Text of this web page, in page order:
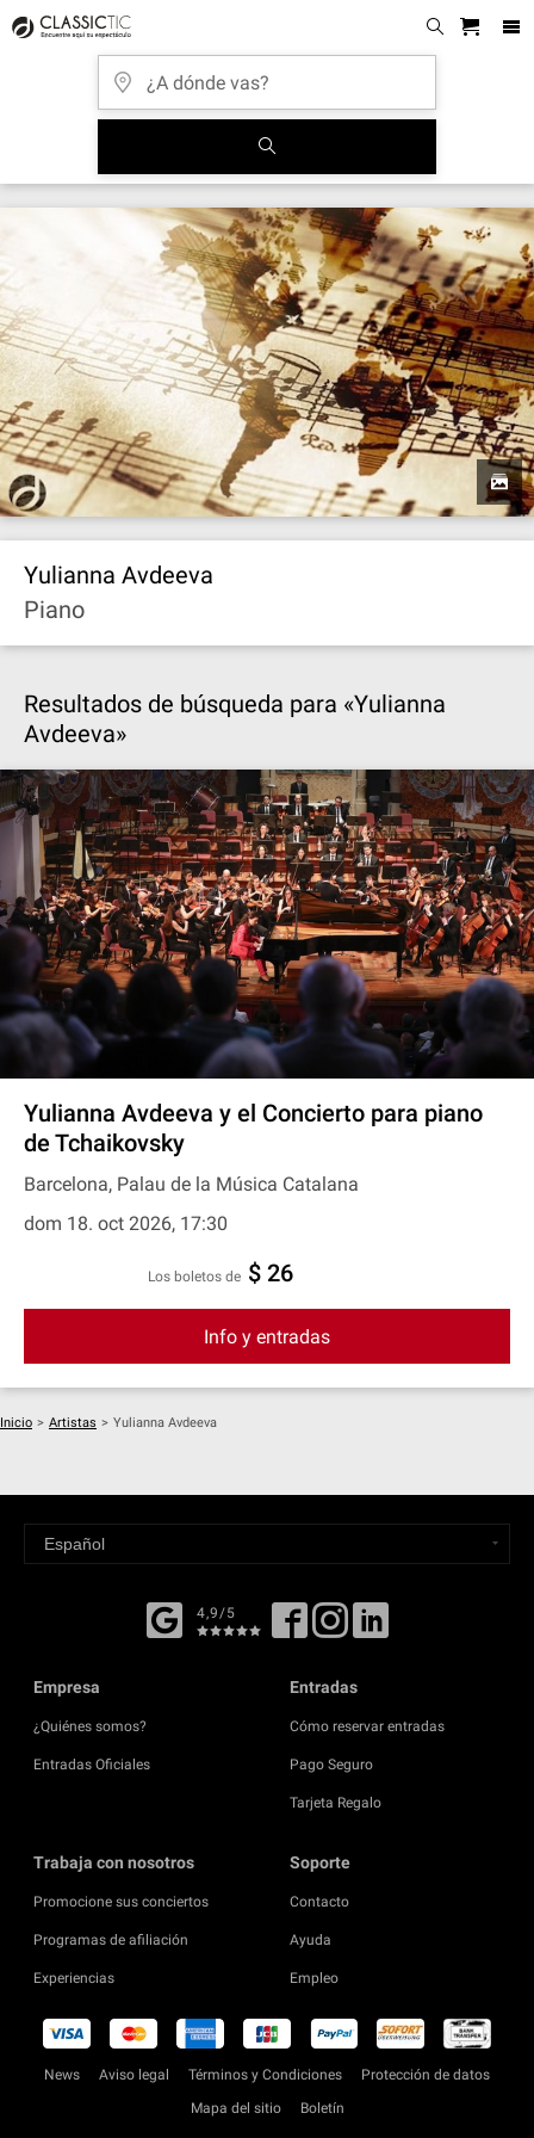
Yulianna Avdeeva
Piano
Resultados de búsqueda para «Yulianna
Avdeeva»
Yulianna Avdeeva y el Concierto para piano
de Tchaikovsky
Barcelona, Palau de la Música Catalana
dom 18. oct 2026, 17:30
Los boletos de $ 26
Info y entradas
Inicio > Artistas > Yulianna Avdeeva
4,9/5
Empresa
¿Quiénes somos?
Entradas Oficiales
Entradas
Cómo reservar entradas
Pago Seguro
Tarjeta Regalo
Trabaja con nosotros
Promocione sus conciertos
Programas de afiliación
Experiencias
Soporte
Contacto
Ayuda
Empleo
News Aviso legal Términos y Condiciones
Protección de datos
Mapa del sitio
Boletín